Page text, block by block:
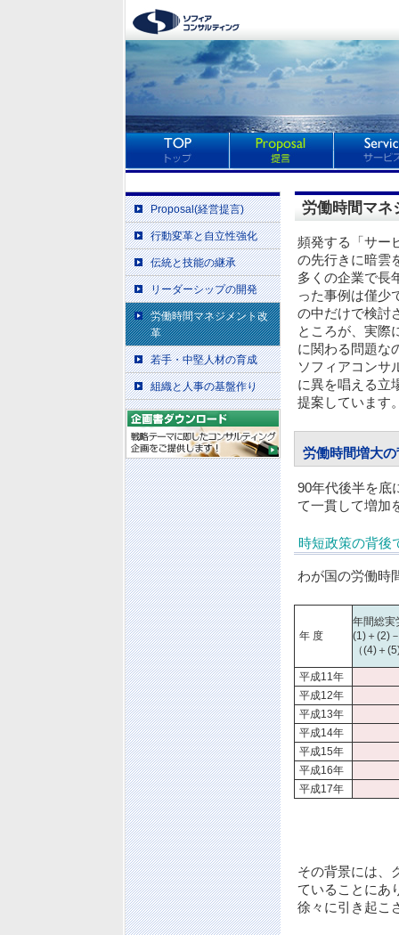
Proposal(経営提言)
行動変革と自立性強化
伝統と技能の継承
リーダーシップの開発
労働時間マネジメント改
革
若手・中堅人材の育成
組織と人事の基盤作り
労働時間マネ
頻発する「サー
の先行きに暗雲
多くの企業で長
った事例は僅少
の中だけで検討
ところが、実際
に関わる問題な
ソフィアコンサ
に異を唱える立
提案しています
労働時間増大の
90年代後半を底
て一貫して増加
時短政策の背後
わが国の労働時
年 度
年間総実
(1)＋(2)
（(4)＋
平成11年
平成12年
平成13年
平成14年
平成15年
平成16年
平成17年
その背景には、
ていることにあ
徐々に引き起こ